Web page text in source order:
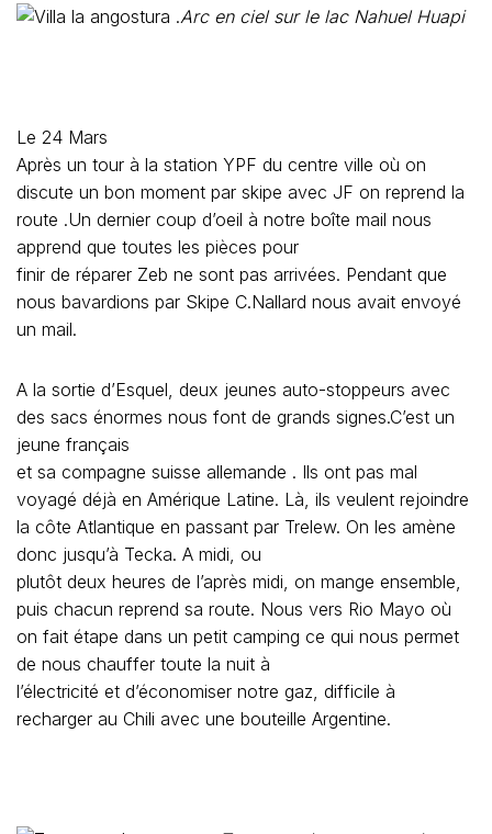
Arc en ciel sur le lac Nahuel Huapi
Le 24 Mars
Après un tour à la station YPF du centre ville où on
discute un bon moment par skipe avec JF on reprend la
route .Un dernier coup d’oeil à notre boîte mail nous
apprend que toutes les pièces pour
finir de réparer Zeb ne sont pas arrivées. Pendant que
nous bavardions par Skipe C.Nallard nous avait envoyé
un mail.
A la sortie d’Esquel, deux jeunes auto-stoppeurs avec
des sacs énormes nous font de grands signes.C’est un
jeune français
et sa compagne suisse allemande . Ils ont pas mal
voyagé déjà en Amérique Latine. Là, ils veulent rejoindre
la côte Atlantique en passant par Trelew. On les amène
donc jusqu’à Tecka. A midi, ou
plutôt deux heures de l’après midi, on mange ensemble,
puis chacun reprend sa route. Nous vers Rio Mayo où
on fait étape dans un petit camping ce qui nous permet
de nous chauffer toute la nuit à
l’électricité et d’économiser notre gaz, difficile à
recharger au Chili avec une bouteille Argentine.